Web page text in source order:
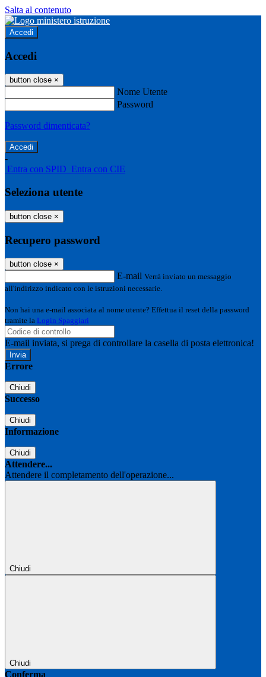
Salta al contenuto
Accedi
Accedi
button close ×
Nome Utente
Password
Password dimenticata?
-
Entra con SPID Entra con CIE
Seleziona utente
button close ×
Recupero password
button close ×
E-mail Verrà inviato un messaggio
all'indirizzo indicato con le istruzioni necessarie.
Non hai una e-mail associata al nome utente? Effettua il reset della password
tramite la Login Spaggiari
E-mail inviata, si prega di controllare la casella di posta elettronica!
Errore
Chiudi
Successo
Chiudi
Informazione
Chiudi
Attendere...
Attendere il completamento dell'operazione...
Chiudi
Chiudi
Conferma